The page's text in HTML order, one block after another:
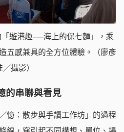
遊港趣──海上的保七麵」，乘
五感兼具的全方位體驗。（廖彥
／攝影）
的串聯與看見
憶：散步與手讀工作坊」的過程